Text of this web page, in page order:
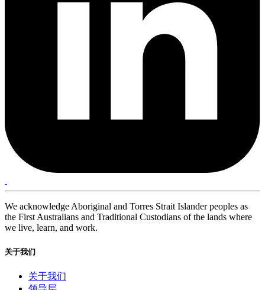
We acknowledge Aboriginal and Torres Strait Islander peoples as
the First Australians and Traditional Custodians of the lands where
we live, learn, and work.
关于我们
关于我们